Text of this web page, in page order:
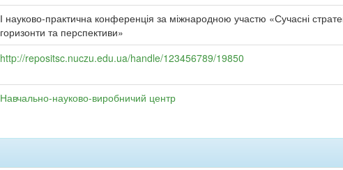
І науково-практична конференція за міжнародною участю «Сучасні
горизонти та перспективи»
http://repositsc.nuczu.edu.ua/handle/123456789/19850
Навчально-науково-виробничий центр